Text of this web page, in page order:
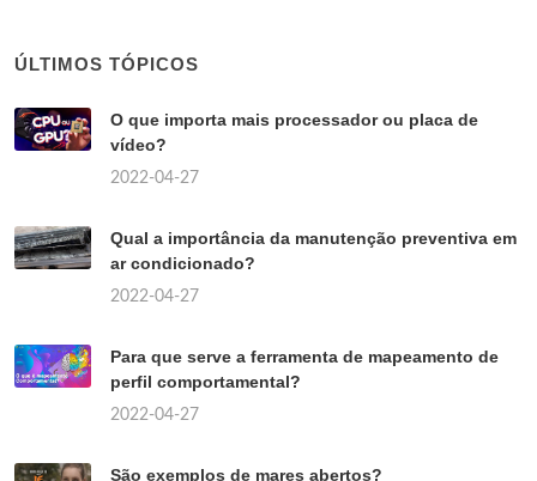
ÚLTIMOS TÓPICOS
O que importa mais processador ou placa de
vídeo?
2022-04-27
Qual a importância da manutenção preventiva em
ar condicionado?
2022-04-27
Para que serve a ferramenta de mapeamento de
perfil comportamental?
2022-04-27
São exemplos de mares abertos?